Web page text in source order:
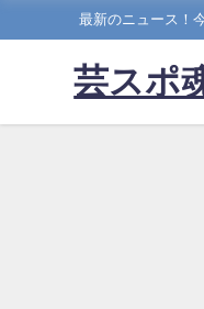
最新のニュース！
芸スポ